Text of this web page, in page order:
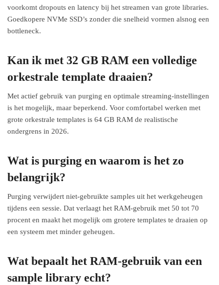
voorkomt dropouts en latency bij het streamen van grote libraries.
Goedkopere NVMe SSD’s zonder die snelheid vormen alsnog een
bottleneck.
Kan ik met 32 GB RAM een volledige
orkestrale template draaien?
Met actief gebruik van purging en optimale streaming-instellingen
is het mogelijk, maar beperkend. Voor comfortabel werken met
grote orkestrale templates is 64 GB RAM de realistische
ondergrens in 2026.
Wat is purging en waarom is het zo
belangrijk?
Purging verwijdert niet-gebruikte samples uit het werkgeheugen
tijdens een sessie. Dat verlaagt het RAM-gebruik met 50 tot 70
procent en maakt het mogelijk om grotere templates te draaien op
een systeem met minder geheugen.
Wat bepaalt het RAM-gebruik van een
sample library echt?